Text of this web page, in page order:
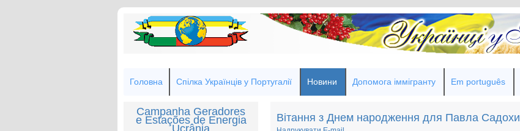
Головна Спілка Українців у Португалії Новини Допомога іммігранту Em português
Campanha Geradores
e Estações de Energia
Ucrânia
Вітання з Днем народження для Павла Садохи